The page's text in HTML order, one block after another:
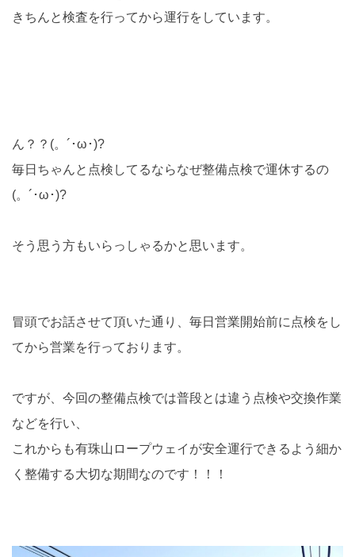
きちんと検査を行ってから運行をしています。
ん？？(。´･ω･)?
毎日ちゃんと点検してるならなぜ整備点検で運休するの
(。´･ω･)?
そう思う方もいらっしゃるかと思います。
冒頭でお話させて頂いた通り、毎日営業開始前に点検をし
てから営業を行っております。
ですが、今回の整備点検では普段とは違う点検や交換作業
などを行い、
これからも有珠山ロープウェイが安全運行できるよう細か
く整備する大切な期間なのです！！！